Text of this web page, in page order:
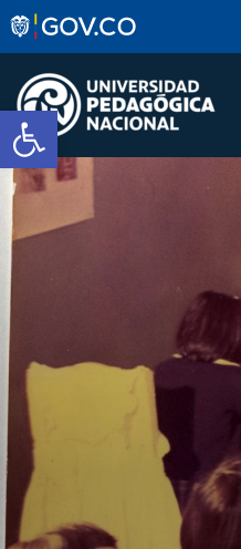
Abrir barra de herramientas
Saltar
al
contenido